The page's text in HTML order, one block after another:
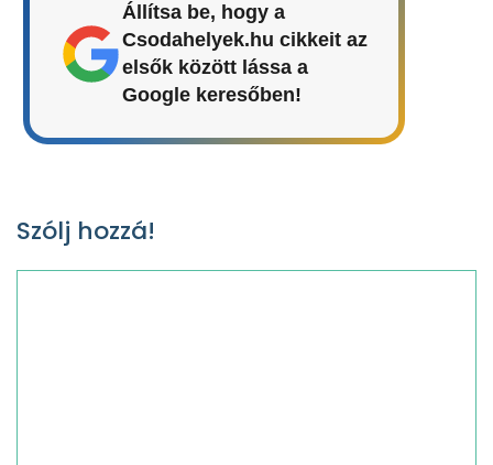
Állítsa be, hogy a
Csodahelyek.hu cikkeit az
elsők között lássa a
Google keresőben!
Szólj hozzá!